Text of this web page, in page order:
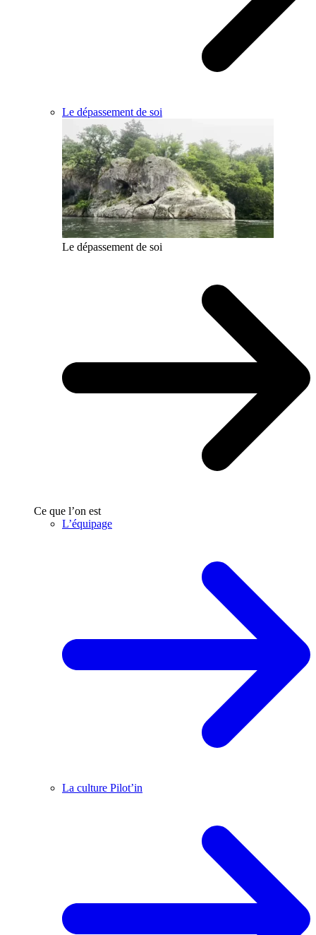
Le dépassement de soi
Le dépassement de soi
Ce que l’on est
L’équipage
La culture Pilot’in